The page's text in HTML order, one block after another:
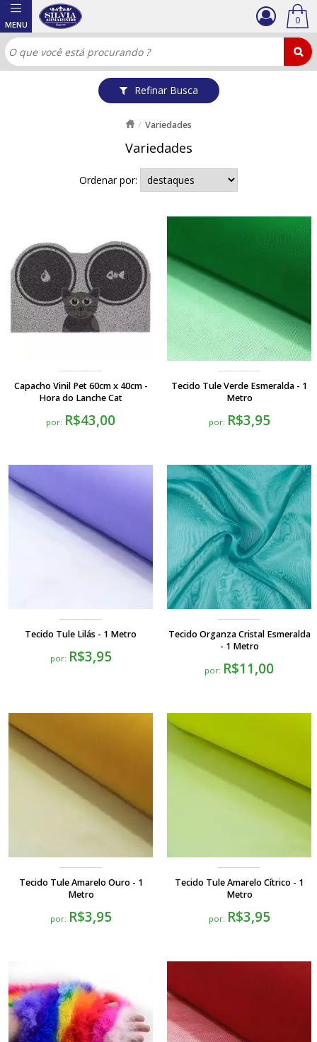
Refinar Busca
0
Variedades
Variedades
Ordenar por:
Capacho Vinil Pet 60cm x 40cm -
Hora do Lanche Cat
por: R$43,00
Tecido Tule Verde Esmeralda - 1
Metro
por: R$3,95
Tecido Tule Lilás - 1 Metro
por: R$3,95
Tecido Organza Cristal Esmeralda
- 1 Metro
por: R$11,00
Tecido Tule Amarelo Ouro - 1
Metro
por: R$3,95
Tecido Tule Amarelo Cítrico - 1
Metro
por: R$3,95